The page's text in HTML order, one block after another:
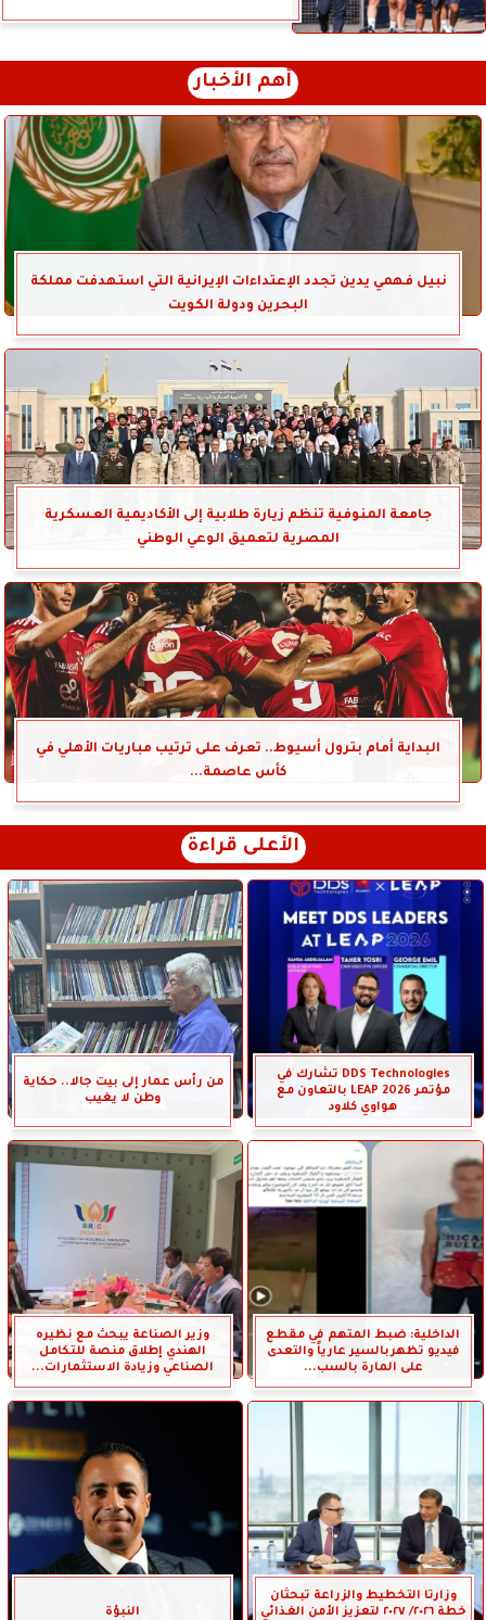
أهم الأخبار
نبيل فهمي يدين تجدد الإعتداءات الإيرانية التي استهدفت مملكة
البحرين ودولة الكويت
جامعة المنوفية تنظم زيارة طلابية إلى الأكاديمية العسكرية
المصرية لتعميق الوعي الوطني
البداية أمام بترول أسيوط.. تعرف على ترتيب مباريات الأهلي في
كأس عاصمة...
الأعلى قراءة
DDS Technologies تشارك في
مؤتمر LEAP 2026 بالتعاون مع
هواوي كلاود
من رأس عمار إلى بيت جالا.. حكاية
وطن لا يغيب
الداخلية: ضبط المتهم في مقطع
فيديو تظهربالسير عارياً والتعدى
على المارة بالسب...
وزير الصناعة يبحث مع نظيره
الهندي إطلاق منصة للتكامل
الصناعي وزيادة الاستثمارات...
وزارتا التخطيط والزراعة تبحثان
خطة ٢٠٢٦/ ٢٠٢٧ لتعزيز الأمن الغذائي
النبؤة